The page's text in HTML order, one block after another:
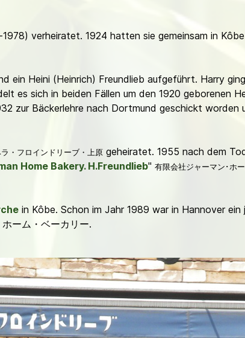
1978) verheiratet. 1924 hatten sie gemeinsam in
ein Heini (Heinrich) Freundlieb aufgeführt. Harry
es sich in beiden Fällen um den 1920 geborenen
zur Bäckerlehre nach Dortmund geschickt worden
・フロインドリーブ・上原 geheiratet. 1955 nach dem
Home Bakery. H.Freundlieb" 有限会社ジャーマン･ホ
in Kôbe. Schon im Jahr 1989 war in Hannover ein
ーム・ベーカリー.